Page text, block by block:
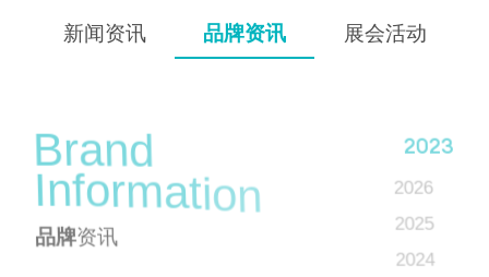
新闻资讯 品牌资讯 展会活动
Brand
Information
品牌资讯
2023
2026
2025
2024